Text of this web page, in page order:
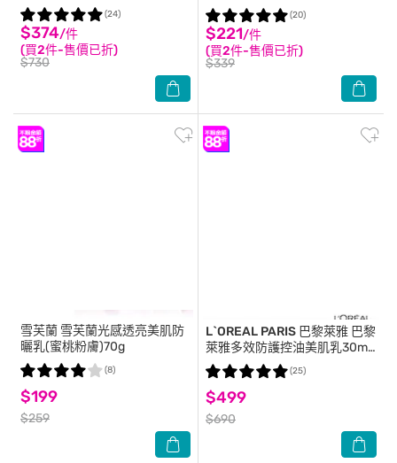
$374/件
(買2件-售價已折)
$730
(24)
$221/件
(買2件-售價已折)
$339
(20)
雪芙蘭 雪芙蘭光感透亮美肌防
曬乳(蜜桃粉膚)70g
$199
$259
(8)
L`OREAL PARIS 巴黎萊雅 巴黎
萊雅多效防護控油美肌乳30ml
#控油小銀管
$499
$690
(25)